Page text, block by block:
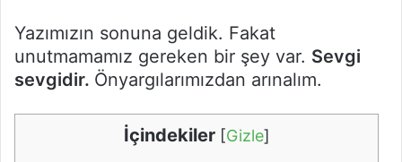
Yazımızın sonuna geldik. Fakat
unutmamamız gereken bir şey var. Sevgi
sevgidir. Önyargılarımızdan arınalım.
İçindekiler [Gizle]